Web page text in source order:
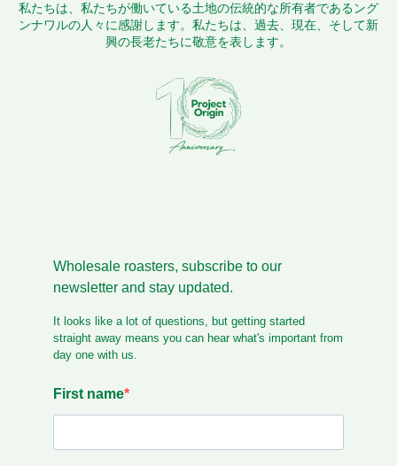
私たちは、私たちが働いている土地の伝統的な所有者であるング
ンナワルの人々に感謝します。私たちは、過去、現在、そして新
興の長老たちに敬意を表します。